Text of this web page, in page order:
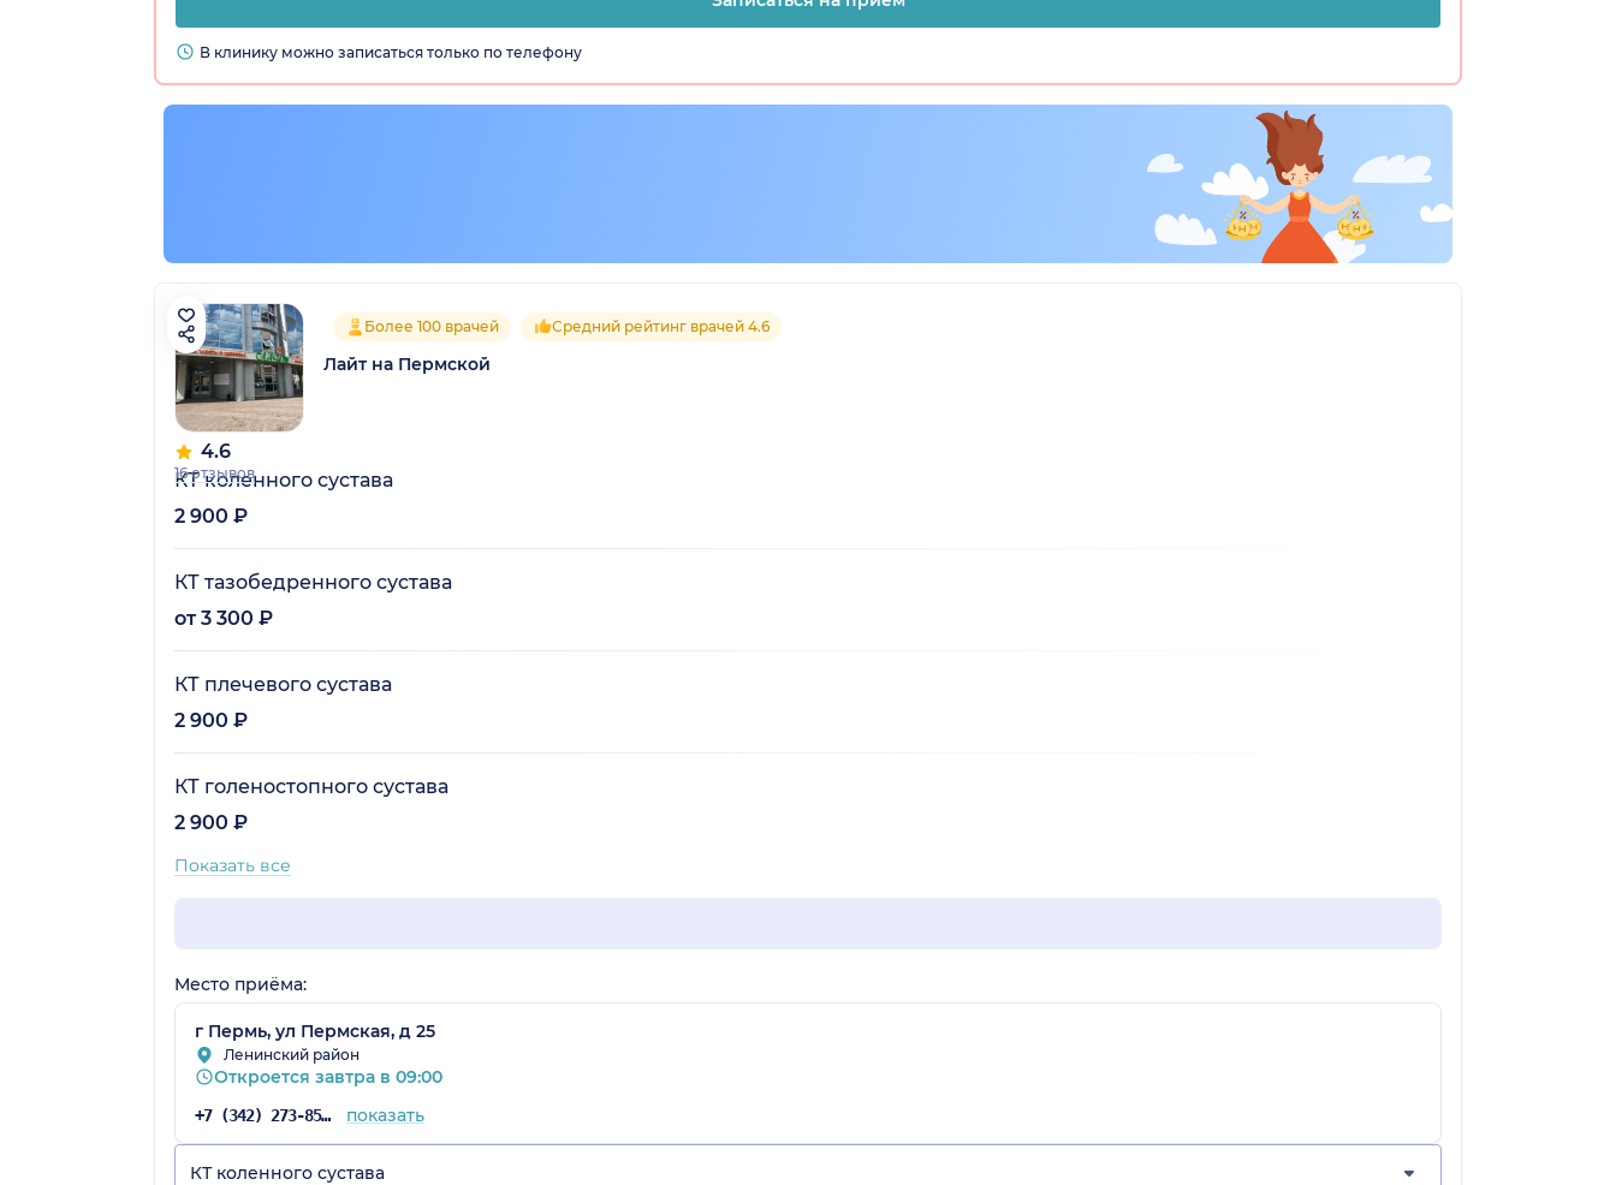
В клинику можно записаться только по телефону
4.6
16 отзывов
Более 100 врачей Средний рейтинг врачей 4.6
Лайт на Пермской
КТ коленного сустава
2 900 ₽
КТ тазобедренного сустава
от 3 300 ₽
КТ плечевого сустава
2 900 ₽
КТ голеностопного сустава
2 900 ₽
Показать все
Место приёма:
г Пермь, ул Пермская, д 25
Ленинский район
Откроется завтра в 09:00
+7 (342) 273-85-03 показать
КТ коленного сустава